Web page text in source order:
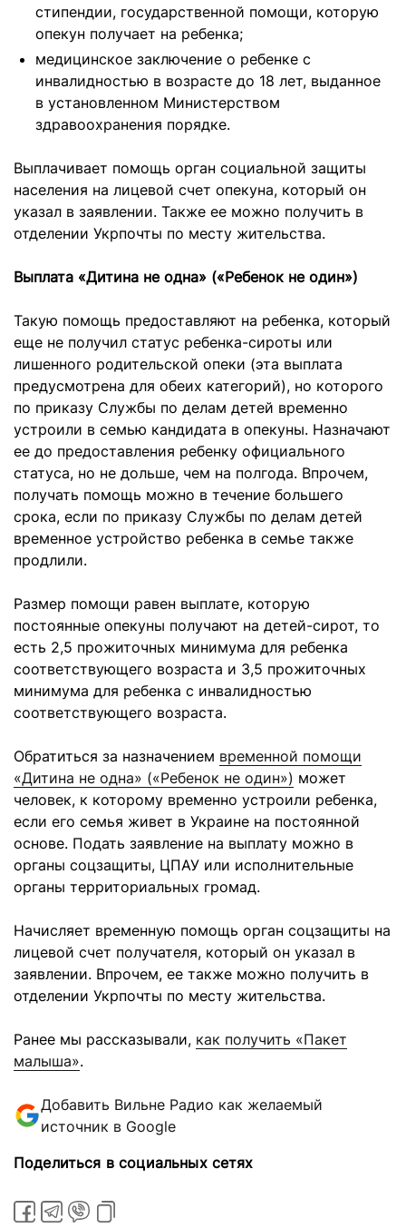
стипендии, государственной помощи, которую
опекун получает на ребенка;
медицинское заключение о ребенке с
инвалидностью в возрасте до 18 лет, выданное
в установленном Министерством
здравоохранения порядке.
Выплачивает помощь орган социальной защиты
населения на лицевой счет опекуна, который он
указал в заявлении. Также ее можно получить в
отделении Укрпочты по месту жительства.
Выплата «Дитина не одна» («Ребенок не один»)
Такую помощь предоставляют на ребенка, который
еще не получил статус ребенка-сироты или
лишенного родительской опеки (эта выплата
предусмотрена для обеих категорий), но которого
по приказу Службы по делам детей временно
устроили в семью кандидата в опекуны. Назначают
ее до предоставления ребенку официального
статуса, но не дольше, чем на полгода. Впрочем,
получать помощь можно в течение большего
срока, если по приказу Службы по делам детей
временное устройство ребенка в семье также
продлили.
Размер помощи равен выплате, которую
постоянные опекуны получают на детей-сирот, то
есть 2,5 прожиточных минимума для ребенка
соответствующего возраста и 3,5 прожиточных
минимума для ребенка с инвалидностью
соответствующего возраста.
Обратиться за назначением временной помощи
«Дитина не одна» («Ребенок не один») может
человек, к которому временно устроили ребенка,
если его семья живет в Украине на постоянной
основе. Подать заявление на выплату можно в
органы соцзащиты, ЦПАУ или исполнительные
органы территориальных громад.
Начисляет временную помощь орган соцзащиты на
лицевой счет получателя, который он указал в
заявлении. Впрочем, ее также можно получить в
отделении Укрпочты по месту жительства.
Ранее мы рассказывали, как получить «Пакет
малыша».
Добавить Вильне Радио как желаемый
источник в Google
Поделиться в социальных сетях